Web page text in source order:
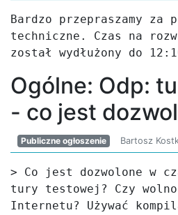
Bardzo przepraszamy za
techniczne. Czas na
został wydłużony do
Ogólne: Odp:
- co jest
Publiczne ogłoszenie Bartosz
> Co jest dozwolone w
tury testowej? Czy
Internetu? Używać